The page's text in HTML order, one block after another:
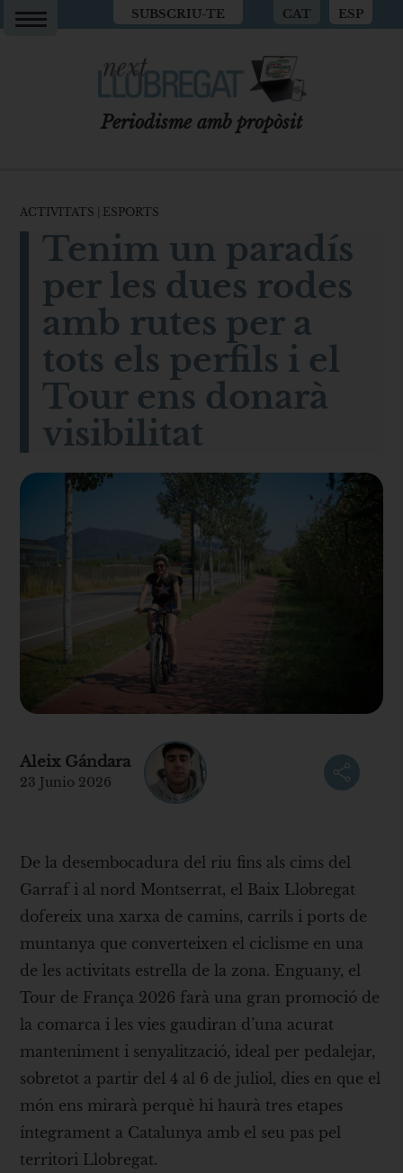
SUBSCRIU-TE CAT ESP
Periodisme amb propòsit
ACTIVITATS ESPORTS
Tenim un paradís
per les dues rodes
amb rutes per a
tots els perfils i el
Tour ens donarà
visibilitat
Aleix Gándara
23 Junio 2026
De la desembocadura del riu fins als cims del
Garraf i al nord Montserrat, el Baix Llobregat
dofereix una xarxa de camins, carrils i ports de
muntanya que converteixen el ciclisme en una
de les activitats estrella de la zona. Enguany, el
Tour de França 2026 farà una gran promoció de
la comarca i les vies gaudiran d’una acurat
manteniment i senyalització, ideal per pedalejar,
sobretot a partir del 4 al 6 de juliol, dies en que el
món ens mirarà perquè hi haurà tres etapes
íntegrament a Catalunya amb el seu pas pel
territori Llobregat.